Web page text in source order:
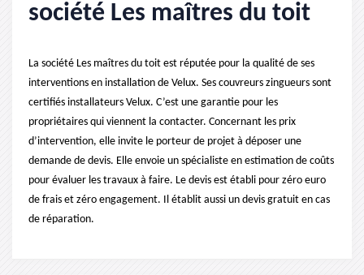
société Les maîtres du toit
La société Les maîtres du toit est réputée pour la qualité de ses
interventions en installation de Velux. Ses couvreurs zingueurs sont
certifiés installateurs Velux. C’est une garantie pour les
propriétaires qui viennent la contacter. Concernant les prix
d’intervention, elle invite le porteur de projet à déposer une
demande de devis. Elle envoie un spécialiste en estimation de coûts
pour évaluer les travaux à faire. Le devis est établi pour zéro euro
de frais et zéro engagement. Il établit aussi un devis gratuit en cas
de réparation.